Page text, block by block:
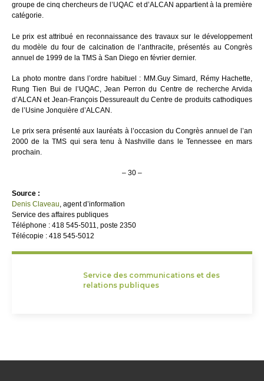
groupe de cinq chercheurs de l’UQAC et d’ALCAN appartient à la première
catégorie.
Le prix est attribué en reconnaissance des travaux sur le développement
du modèle du four de calcination de l’anthracite, présentés au Congrès
annuel de 1999 de la TMS à San Diego en février dernier.
La photo montre dans l’ordre habituel : MM.Guy Simard, Rémy Hachette,
Rung Tien Bui de l’UQAC, Jean Perron du Centre de recherche Arvida
d’ALCAN et Jean-François Dessureault du Centre de produits cathodiques
de l’Usine Jonquière d’ALCAN.
Le prix sera présenté aux lauréats à l’occasion du Congrès annuel de l’an
2000 de la TMS qui sera tenu à Nashville dans le Tennessee en mars
prochain.
– 30 –
Source :
Denis Claveau, agent d’information
Service des affaires publiques
Téléphone : 418 545-5011, poste 2350
Télécopie : 418 545-5012
Service des communications et des
relations publiques